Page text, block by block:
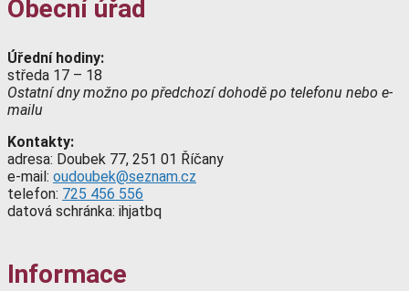
Obecní úřad
Úřední hodiny:
středa 17 – 18
Ostatní dny možno po předchozí dohodě po telefonu nebo e-
mailu
Kontakty:
adresa: Doubek 77, 251 01 Říčany
e-mail: oudoubek@seznam.cz
telefon: 725 456 556
datová schránka: ihjatbq
Informace